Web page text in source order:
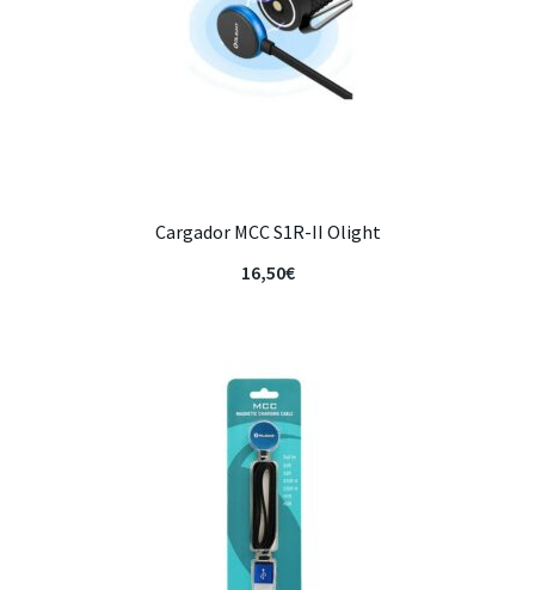
Cargador MCC S1R-II Olight
16,50€